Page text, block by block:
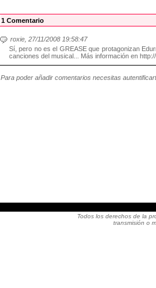
1 Comentario
roxie, 27/11/2008 19:58:47
Sí, pero no es el GREASE que protagonizan
canciones del musical... Más información en
Para poder añadir comentarios necesitas
Todos los derechos de la
transmisión o